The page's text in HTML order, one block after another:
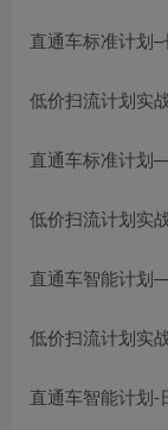
直通车标准计划
低价扫流计划实
直通车标准计划
低价扫流计划实
直通车智能计划
低价扫流计划实
直通车智能计划-